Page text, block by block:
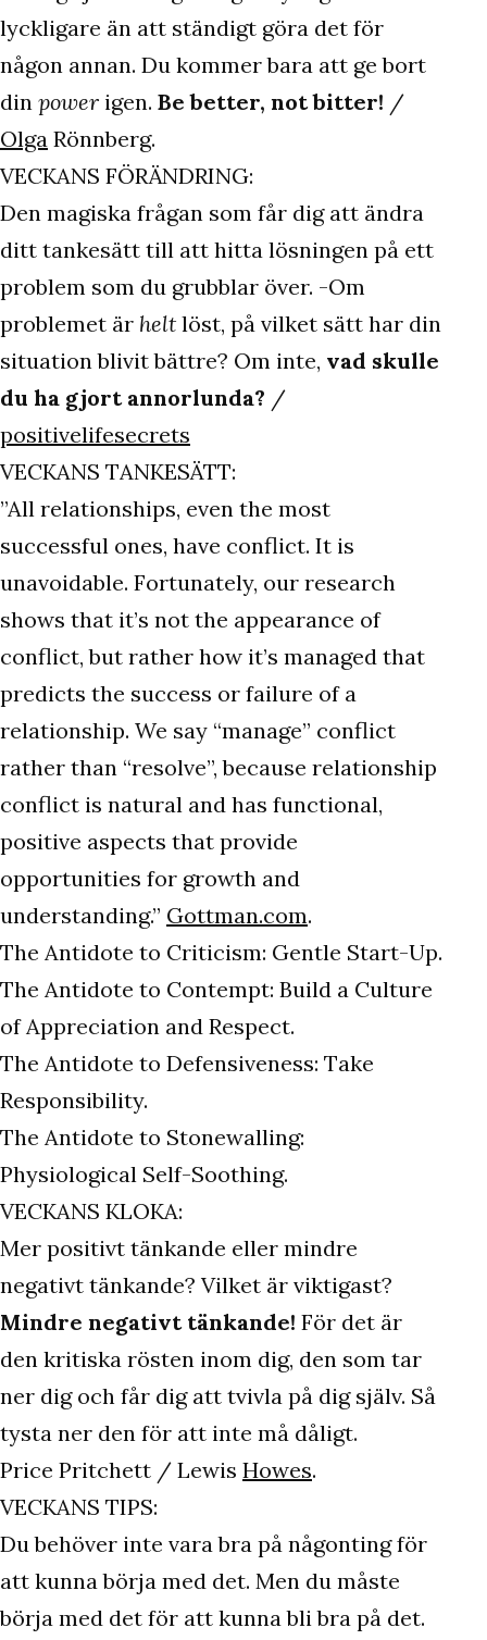
lyckligare än att ständigt göra det för
någon annan. Du kommer bara att ge bort
din power igen. Be better, not bitter! /
Olga Rönnberg.
VECKANS FÖRÄNDRING:
Den magiska frågan som får dig att ändra
ditt tankesätt till att hitta lösningen på ett
problem som du grubblar över. -Om
problemet är helt löst, på vilket sätt har din
situation blivit bättre? Om inte, vad skulle
du ha gjort annorlunda? /
positivelifesecrets
VECKANS TANKESÄTT:
”All relationships, even the most
successful ones, have conflict. It is
unavoidable. Fortunately, our research
shows that it’s not the appearance of
conflict, but rather how it’s managed that
predicts the success or failure of a
relationship. We say “manage” conflict
rather than “resolve”, because relationship
conflict is natural and has functional,
positive aspects that provide
opportunities for growth and
understanding.” Gottman.com.
The Antidote to Criticism: Gentle Start-Up.
The Antidote to Contempt: Build a Culture
of Appreciation and Respect.
The Antidote to Defensiveness: Take
Responsibility.
The Antidote to Stonewalling:
Physiological Self-Soothing.
VECKANS KLOKA:
Mer positivt tänkande eller mindre
negativt tänkande? Vilket är viktigast?
Mindre negativt tänkande! För det är
den kritiska rösten inom dig, den som tar
ner dig och får dig att tvivla på dig själv. Så
tysta ner den för att inte må dåligt.
Price Pritchett / Lewis Howes.
VECKANS TIPS:
Du behöver inte vara bra på någonting för
att kunna börja med det. Men du måste
börja med det för att kunna bli bra på det.